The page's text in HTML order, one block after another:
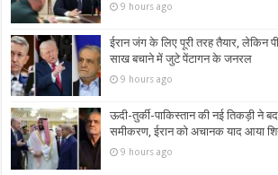
9 hours ago
ईरान जंग के लिए पूरी तरह तैयार, लेकिन
साख बचाने में जुटे पेंटागन के जनरल
9 hours ago
ऊदी-तुर्की-पाकिस्तान की नई तिकड़ी ने
समीकरण, ईरान को अचानक याद आया
9 hours ago